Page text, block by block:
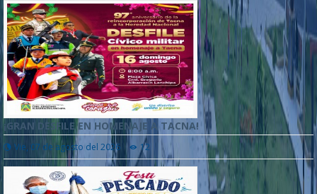
¡GRAN DESFILE EN HOMENAJE A TACNA!
Vie, 07 de agosto del 2026 12